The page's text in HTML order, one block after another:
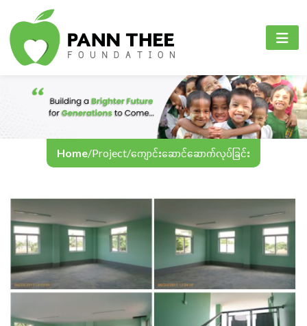
Home/Project/ကျောင်းဆောင်ဆောက်လုပ်ခြင်း
PANN THEE FOUNDATION
ကျွန်ုပ်တို့အကြောင်း
စီမံကိန်းများ
ဆက်သွယ်ရန်
ဘာသာစကား
လှူဒါန်းခြင်း
စီမံကိန်းများ
ကျန်းမာရေးစောင့်ရှောက်မှုကဏ္ဍ
အွန်လိုင်းသင်ကြားရေး
PANN THEE FOUNDATION
Myanmar